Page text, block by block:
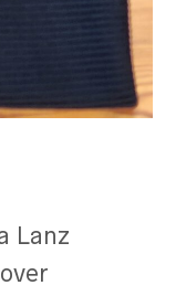
Lanz